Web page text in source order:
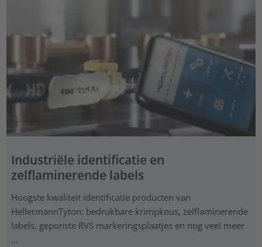
Industriële identificatie en
zelflaminerende labels
Hoogste kwaliteit identificatie producten van
HellermannTyton: bedrukbare krimpkous, zelflaminerende
labels, geponste RVS markeringsplaatjes en nog veel meer
...